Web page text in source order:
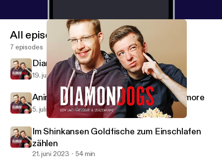
Diamond Dogs – Von und für Film- & Serienfans
All episodes
7 episodes
Diamond Dogs geht in eine Pause
19. juli 2023 1 min
Animierte Wächter hüpfen nach Nevermore
5. juli 2023 54 min
Im Shinkansen Goldfische zum Einschlafen
zählen
21. juni 2023 54 min